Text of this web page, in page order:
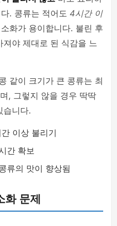
. 콩류는 적어도 4시간 이
화가 용이합니다. 불린 후
야 제대로 된 식감을 느
같이 크기가 큰 콩류는 최
, 그렇지 않을 경우 딱딱
습니다.
이상 불리기
간 확보
류의 맛이 향상됨
화 문제